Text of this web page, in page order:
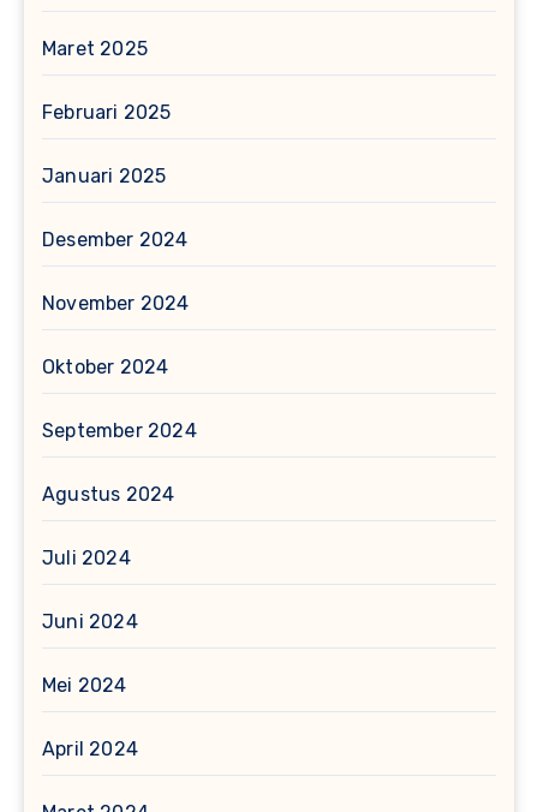
Maret 2025
Februari 2025
Januari 2025
Desember 2024
November 2024
Oktober 2024
September 2024
Agustus 2024
Juli 2024
Juni 2024
Mei 2024
April 2024